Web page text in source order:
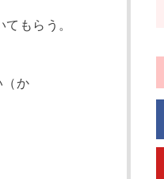
もらう。
（か